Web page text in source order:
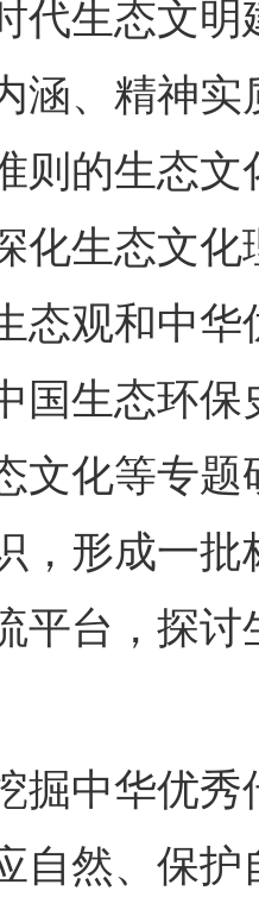
代生态文
涵、精神
则的生态
化生态文
态观和中
国生态环
文化等专
，形成一
平台，探
中华优秀
自然、保